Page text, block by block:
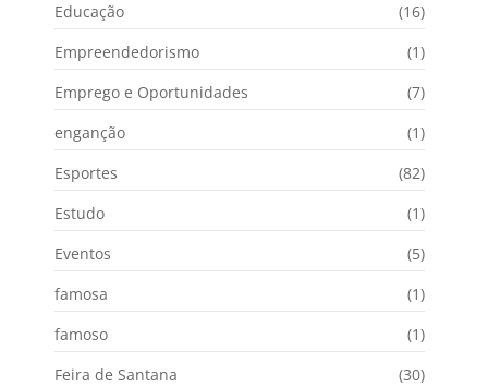
Educação
(16)
Empreendedorismo
(1)
Emprego e Oportunidades
(7)
enganção
(1)
Esportes
(82)
Estudo
(1)
Eventos
(5)
famosa
(1)
famoso
(1)
Feira de Santana
(30)